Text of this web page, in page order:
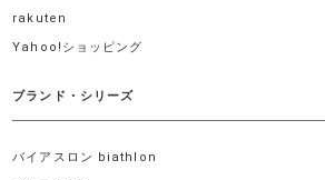
rakuten
Yahoo!ショッピング
ブランド・シリーズ
バイアスロン biathlon